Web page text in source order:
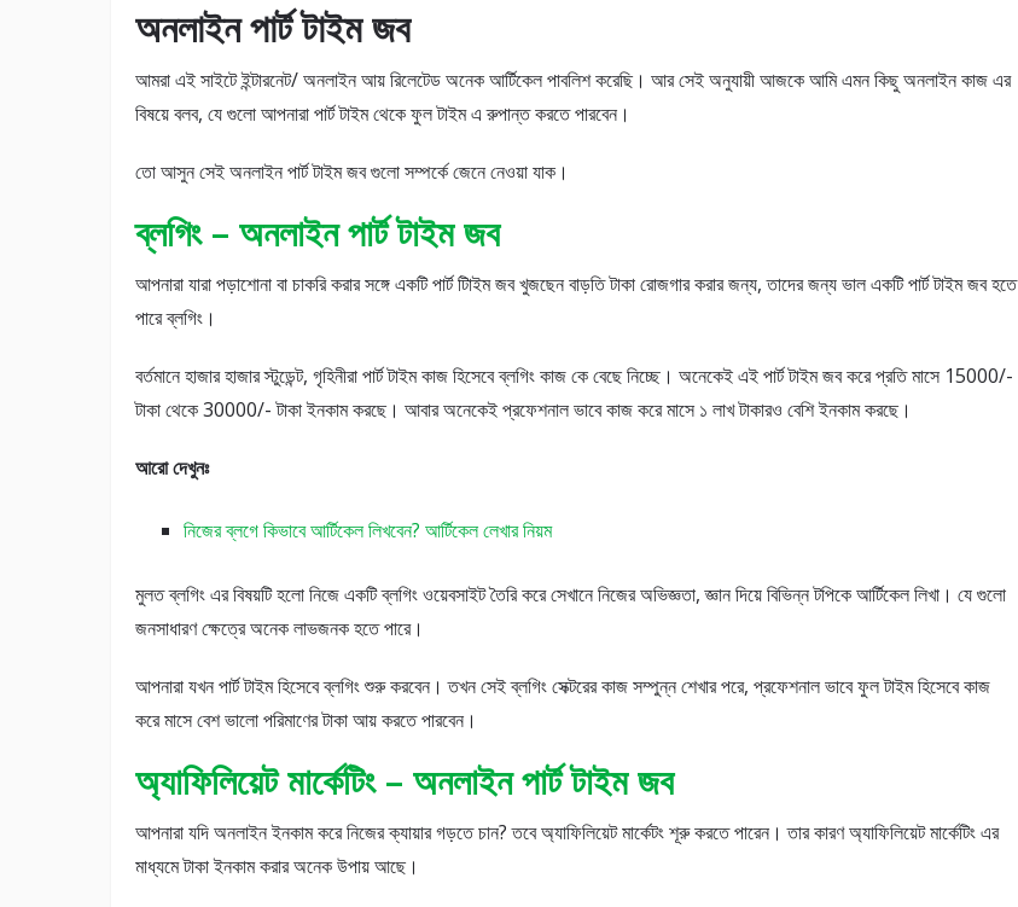
অনলাইন পার্ট টাইম জব
আমরা এই সাইটে ইন্টারনেট/ অনলাইন আয় রিলেটেড অনেক আর্টিকেল পাবলিশ করেছি। আর সেই অনুযায়ী আজকে আমি এমন কিছু অনলাইন কাজ এর
বিষয়ে বলব, যে গুলো আপনারা পার্ট টাইম থেকে ফুল টাইম এ রুপান্ত করতে পারবেন।
তো আসুন সেই অনলাইন পার্ট টাইম জব গুলো সম্পর্কে জেনে নেওয়া যাক।
ব্লগিং – অনলাইন পার্ট টাইম জব
আপনারা যারা পড়াশোনা বা চাকরি করার সঙ্গে একটি পার্ট টািইম জব খুজছেন বাড়তি টাকা রোজগার করার জন্য, তাদের জন্য ভাল একটি পার্ট টাইম জব হতে
পারে ব্লগিং।
বর্তমানে হাজার হাজার স্টুডেন্ট, গৃহিনীরা পার্ট টাইম কাজ হিসেবে ব্লগিং কাজ কে বেছে নিচ্ছে। অনেকেই এই পার্ট টাইম জব করে প্রতি মাসে 15000/-
টাকা থেকে 30000/- টাকা ইনকাম করছে। আবার অনেকেই প্রফেশনাল ভাবে কাজ করে মাসে ১ লাখ টাকারও বেশি ইনকাম করছে।
আরো দেখুনঃ
নিজের ব্লগে কিভাবে আর্টিকেল লিখবেন? আর্টিকেল লেখার নিয়ম
মুলত ব্লগিং এর বিষয়টি হলো নিজে একটি ব্লগিং ওয়েবসাইট তৈরি করে সেখানে নিজের অভিজ্ঞতা, জ্ঞান দিয়ে বিভিন্ন টপিকে আর্টিকেল লিখা। যে গুলো
জনসাধারণ ক্ষেত্রে অনেক লাভজনক হতে পারে।
আপনারা যখন পার্ট টাইম হিসেবে ব্লগিং শুরু করবেন। তখন সেই ব্লগিং সেক্টরের কাজ সম্পুন্ন শেখার পরে, প্রফেশনাল ভাবে ফুল টাইম হিসেবে কাজ
করে মাসে বেশ ভালো পরিমাণের টাকা আয় করতে পারবেন।
অ্যাফিলিয়েট মার্কেটিং – অনলাইন পার্ট টাইম জব
আপনারা যদি অনলাইন ইনকাম করে নিজের ক্যায়ার গড়তে চান? তবে অ্যাফিলিয়েট মার্কেটং শূরু করতে পারেন। তার কারণ অ্যাফিলিয়েট মার্কেটিং এর
মাধ্যমে টাকা ইনকাম করার অনেক উপায় আছে।